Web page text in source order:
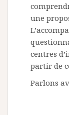
une
centres
partir de
Parlons